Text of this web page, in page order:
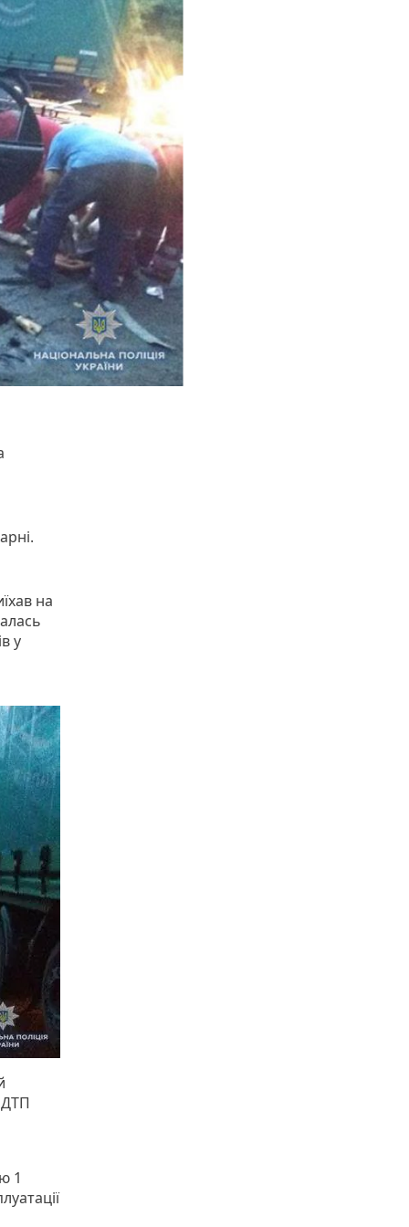
на
у
ДТП
1